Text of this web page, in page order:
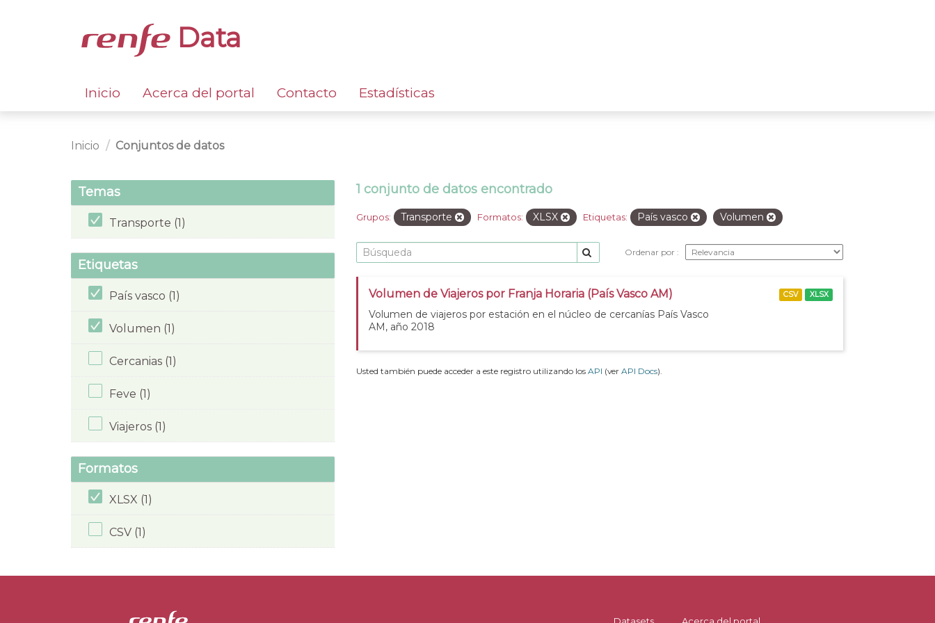
Data
Inicio Acerca del portal Contacto Estadísticas
Inicio Conjuntos de datos
Temas
Transporte (1)
Etiquetas
País vasco (1)
Volumen (1)
Cercanias (1)
Feve (1)
Viajeros (1)
Formatos
XLSX (1)
CSV (1)
1 conjunto de datos encontrado
Grupos: Transporte Formatos: XLSX Etiquetas: País vasco Volumen
Ordenar por
Volumen de Viajeros por Franja Horaria (País Vasco AM)
Volumen de viajeros por estación en el núcleo de cercanías País Vasco
AM, año 2018
CSV XLSX
Usted también puede acceder a este registro utilizando los API (ver API Docs).
Datasets Acerca del portal